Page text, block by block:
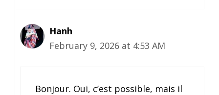
Hanh
February 9, 2026 at 4:53 AM
Bonjour. Oui, c’est possible, mais il